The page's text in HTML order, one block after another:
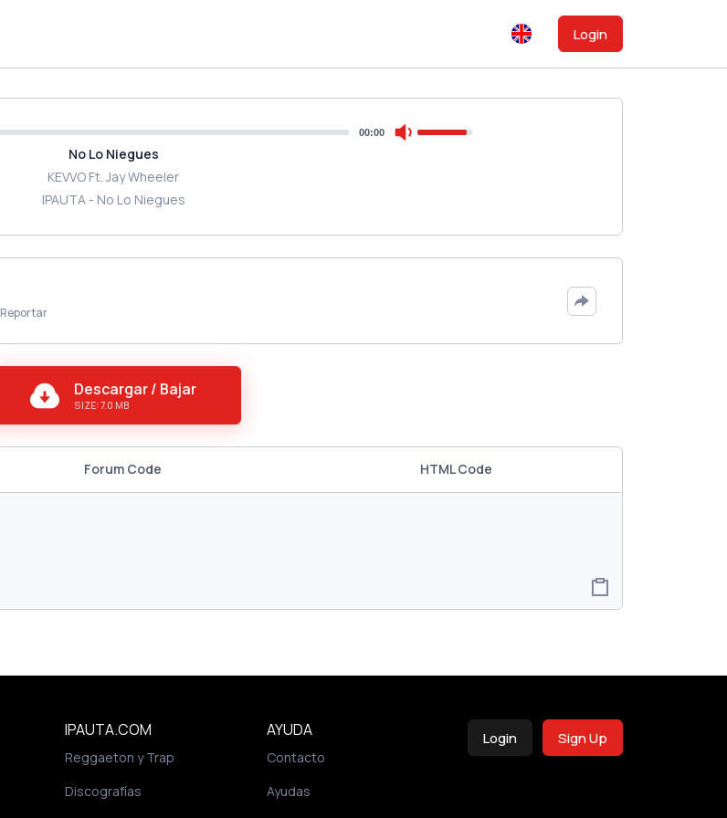
Login
00:00
No Lo Niegues
KEVVO Ft. Jay Wheeler
IPAUTA - No Lo Niegues
Reportar
Descargar / Bajar
SIZE: 7.0 MB
Forum Code HTML Code
IPAUTA.COM
Reggaeton y Trap
Discografías
AYUDA
Contacto
Ayudas
Login Sign Up